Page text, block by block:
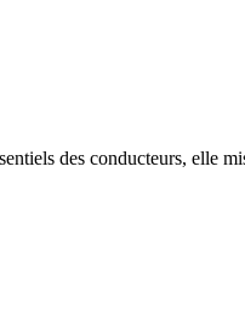
des conducteurs, elle